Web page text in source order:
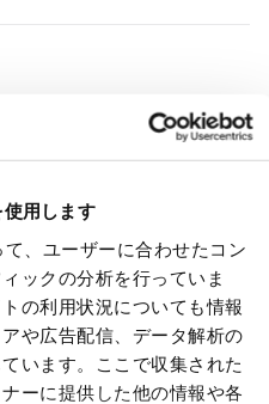
用します
、ユーザーに合わせたコン
ックの分析を行っていま
の利用状況についても情報
や広告配信、データ解析の
います。ここで収集された
ーに提供した他の情報や各